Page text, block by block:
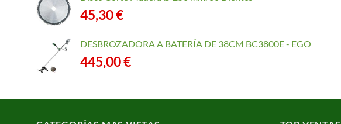
45,30€
DESBROZADORA A BATERÍA DE 38CM BC3800E - EGO
445,00€